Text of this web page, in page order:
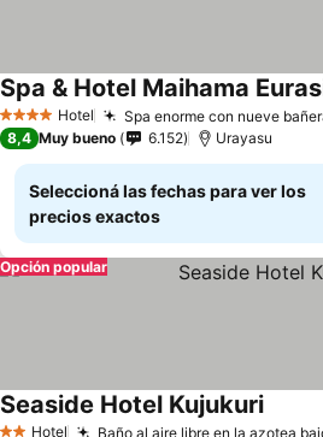
4 EstrellasHotel Spa enorme con nueve
Spa & Hotel Maihama
8,4 Muy bueno 6.152 Urayasu
Seleccioná las fechas para ver los
precios exactos
Opción popular
Hotel Baño al aire libre en la azotea
Seaside Hotel Kujukuri